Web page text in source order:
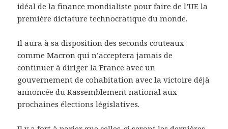
idéal de la finance mondialiste pour faire de l’UE la
première dictature technocratique du monde.
Il aura à sa disposition des seconds couteaux
comme Macron qui n’acceptera jamais de
continuer à diriger la France avec un
gouvernement de cohabitation avec la victoire déjà
annoncée du Rassemblement national aux
prochaines élections législatives.